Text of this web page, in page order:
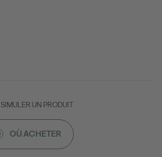
SIMULER UN PRODUIT
OÙ ACHETER